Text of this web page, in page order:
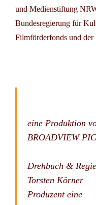
und Medienstiftung
Bundesregierung für
Filmförderfonds und
eine Produktion
BROADVIEW
Drehbuch & Regie
Torsten Körner
Produzent eine